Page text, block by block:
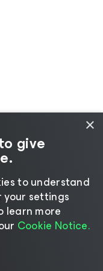
sulla privacy
legali|
×
give
to understand
your settings
learn more
Cookie Notice.